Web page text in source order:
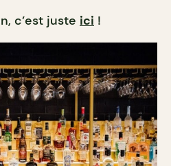
c’est juste ici !